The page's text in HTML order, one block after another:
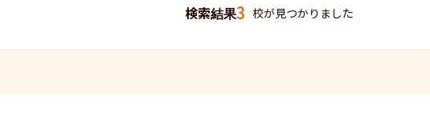
検索結果3 校が見つかりました